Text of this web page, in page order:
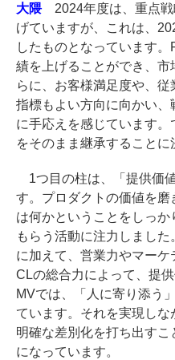
大隈 2024年度は、重点
げていますが、これは、
したものとなっています
績を上げることができ、市
らに、お客様満足度や、
指標もよい方向に向かい、
に手応えを感じています
をそのまま継承することに
1つ目の柱は、「提供価
す。プロダクトの価値を
は何かということをしっ
もらう活動に注力しまし
に加えて、営業力やマー
CLの総合力によって、提
MVでは、「人に寄り添う
ています。それを実現しな
明確な差別化を打ち出す
になっています。